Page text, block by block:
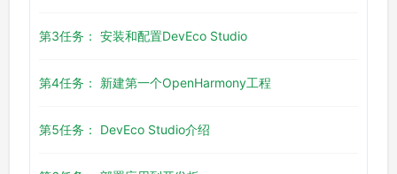
第3任务： 安装和配置DevEco Studio
第4任务： 新建第一个OpenHarmony工程
第5任务： DevEco Studio介绍